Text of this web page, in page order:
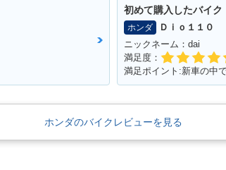
初めて購入したバイク
ホンダ
Ｄｉｏ１１０
ニックネーム：dai
満足度：
ホンダのバイクレビューを見る